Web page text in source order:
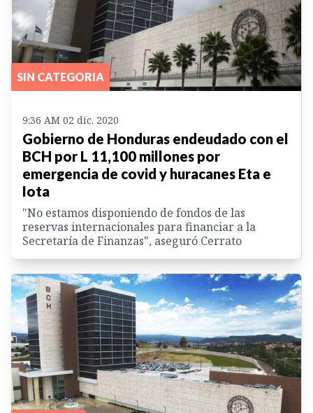
SIN CATEGORIA
9:36 AM 02 dic. 2020
Gobierno de Honduras endeudado con el
BCH por L 11,100 millones por
emergencia de covid y huracanes Eta e
Iota
"No estamos disponiendo de fondos de las
reservas internacionales para financiar a la
Secretaría de Finanzas", aseguró Cerrato